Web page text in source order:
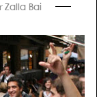
Zalla Bai